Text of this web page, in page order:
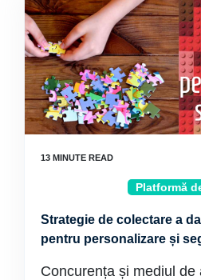
Platformă
Strategie de colectare a
pentru personalizare și
Concurența și mediul de